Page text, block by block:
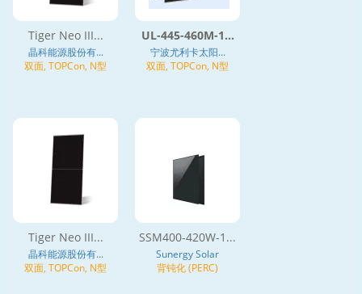
Tiger Neo III...
晶科能源股份有...
双面, TOPCon, N型
UL-445-460M-1...
宁波尤利卡太阳...
双面, TOPCon, N型
Tiger Neo III...
晶科能源股份有...
双面, TOPCon, N型
SSM400-420W-1...
Sunergy Solar
背钝化 (PERC)